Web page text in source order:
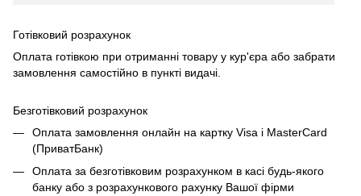
Готівковий розрахунок
Оплата готівкою при отриманні товару у кур'єра або забрати
замовлення самостійно в пункті видачі.
Безготівковий розрахунок
Оплата замовлення онлайн на картку Visa і MasterCard
(ПриватБанк)
Оплата за безготівковим розрахунком в касі будь-якого
банку або з розрахункового рахунку Вашої фірми